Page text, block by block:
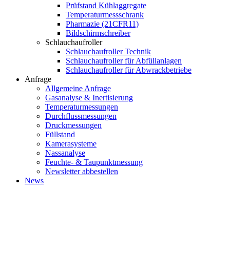
Prüfstand Kühlaggregate
Temperaturmessschrank
Pharmazie (21CFR11)
Bildschirmschreiber
Schlauchaufroller
Schlauchaufroller Technik
Schlauchaufroller für Abfüllanlagen
Schlauchaufroller für Abwrackbetriebe
Anfrage
Allgemeine Anfrage
Gasanalyse & Inertisierung
Temperaturmessungen
Durchflussmessungen
Druckmessungen
Füllstand
Kamerasysteme
Nassanalyse
Feuchte- & Taupunktmessung
Newsletter abbestellen
News